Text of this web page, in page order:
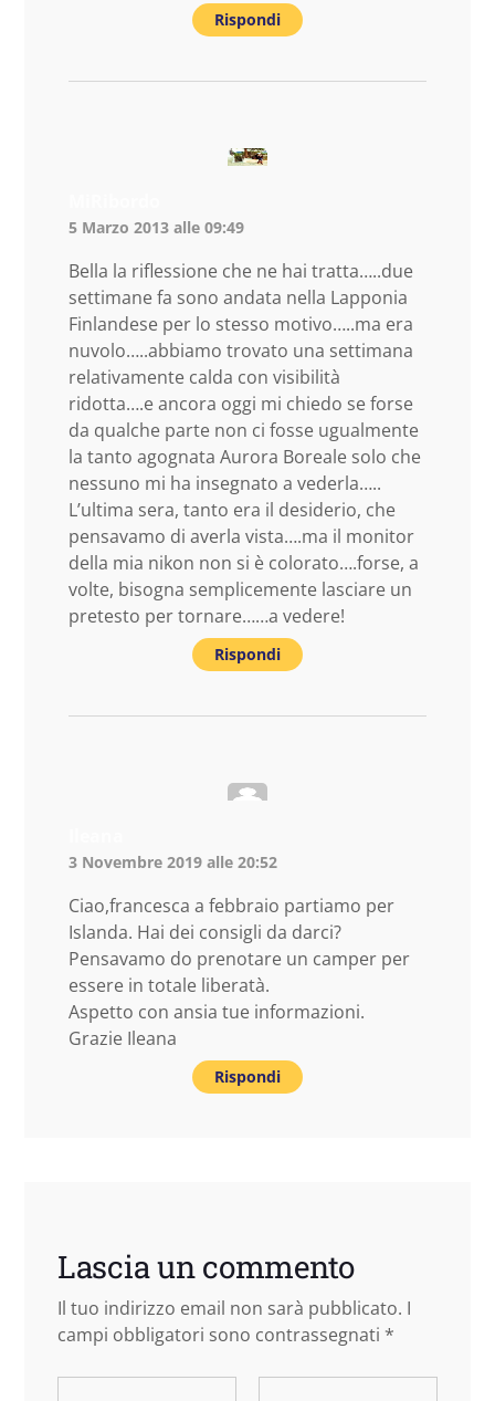
Rispondi
5 Marzo 2013 alle 09:49
Bella la riflessione che ne hai tratta…..due
settimane fa sono andata nella Lapponia
Finlandese per lo stesso motivo…..ma era
nuvolo…..abbiamo trovato una settimana
relativamente calda con visibilità
ridotta….e ancora oggi mi chiedo se forse
da qualche parte non ci fosse ugualmente
la tanto agognata Aurora Boreale solo che
nessuno mi ha insegnato a vederla…..
L’ultima sera, tanto era il desiderio, che
pensavamo di averla vista….ma il monitor
della mia nikon non si è colorato….forse, a
volte, bisogna semplicemente lasciare un
pretesto per tornare……a vedere!
Rispondi
3 Novembre 2019 alle 20:52
Ciao,francesca a febbraio partiamo per
Islanda. Hai dei consigli da darci?
Pensavamo do prenotare un camper per
essere in totale liberatà.
Aspetto con ansia tue informazioni.
Grazie Ileana
Rispondi
Lascia un commento
Il tuo indirizzo email non sarà pubblicato. I
campi obbligatori sono contrassegnati *